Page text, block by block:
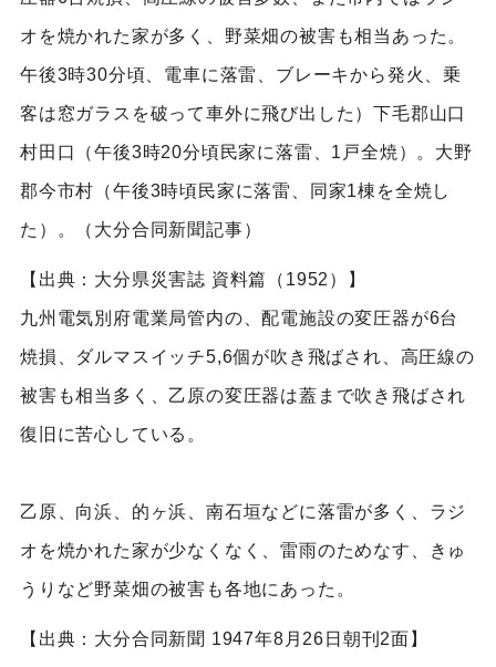
オを焼かれた家が多く、野菜畑の被害も相当あった。
午後3時30分頃、電車に落雷、ブレーキから発火、乗
客は窓ガラスを破って車外に飛び出した）下毛郡山口
村田口（午後3時20分頃民家に落雷、1戸全焼）。大野
郡今市村（午後3時頃民家に落雷、同家1棟を全焼し
た）。（大分合同新聞記事）
【出典：大分県災害誌 資料篇（1952）】
九州電気別府電業局管内の、配電施設の変圧器が6台
焼損、ダルマスイッチ5,6個が吹き飛ばされ、高圧線の
被害も相当多く、乙原の変圧器は蓋まで吹き飛ばされ
復旧に苦心している。
乙原、向浜、的ヶ浜、南石垣などに落雷が多く、ラジ
オを焼かれた家が少なくなく、雷雨のためなす、きゅ
うりなど野菜畑の被害も各地にあった。
【出典：大分合同新聞 1947年8月26日朝刊2面】